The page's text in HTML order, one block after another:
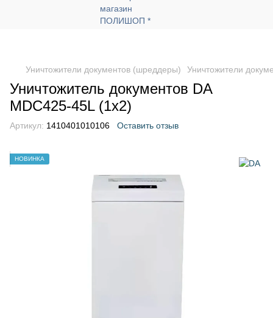
Уничтожители документов (шреддеры) Уничтожители
Уничтожитель документов DA
MDC425-45L (1х2)
Артикул: 1410401010106 Оставить отзыв
НОВИНКА